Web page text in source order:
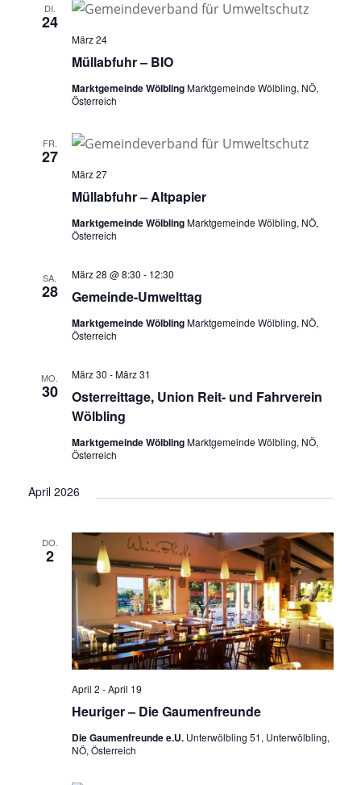
DI.
24
Müllabfuhr – BIO
März 24
Marktgemeinde WölblingMarktgemeinde Wölbling, NÖ,
Österreich
FR.
27
Müllabfuhr – Altpapier
März 27
Marktgemeinde WölblingMarktgemeinde Wölbling, NÖ,
Österreich
SA.
28 Gemeinde-Umwelttag
März 28 @ 8:30 - 12:30
Marktgemeinde WölblingMarktgemeinde Wölbling, NÖ,
Österreich
MO.
30
Osterreittage, Union Reit- und Fahrverein
Wölbling
März 30 -März 31
Marktgemeinde WölblingMarktgemeinde Wölbling, NÖ,
Österreich
April 2026
DO.
2
Heuriger – Die Gaumenfreunde
April 2 -April 19
Die Gaumenfreunde e.U. Unterwölbling 51, Unterwölbling,
NÖ, Österreich